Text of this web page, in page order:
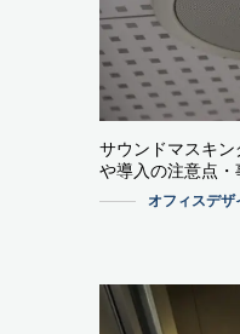
サウンドマスキ
や導入の注意点・
オフィスデザ